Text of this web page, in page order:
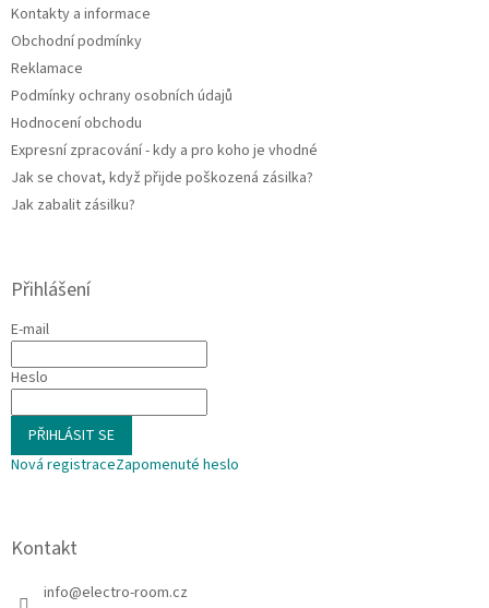
Kontakty a informace
Obchodní podmínky
Reklamace
Podmínky ochrany osobních údajů
Hodnocení obchodu
Expresní zpracování - kdy a pro koho je vhodné
Jak se chovat, když přijde poškozená zásilka?
Jak zabalit zásilku?
Přihlášení
E-mail
Heslo
PŘIHLÁSIT SE
Nová registraceZapomenuté heslo
Kontakt
info@electro-room.cz